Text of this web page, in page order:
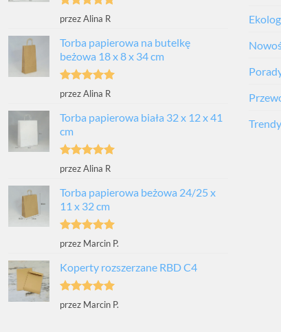
Oceniono5
na 5
przez Alina R
Torba papierowa na butelkę
beżowa 18 x 8 x 34 cm
Oceniono5
na 5
przez Alina R
Torba papierowa biała 32 x 12 x 41
cm
Oceniono5
na 5
przez Alina R
Torba papierowa beżowa 24/25 x
11 x 32 cm
Oceniono5
na 5
przez Marcin P.
Koperty rozszerzane RBD C4
Oceniono5
na 5
przez Marcin P.
Trendy